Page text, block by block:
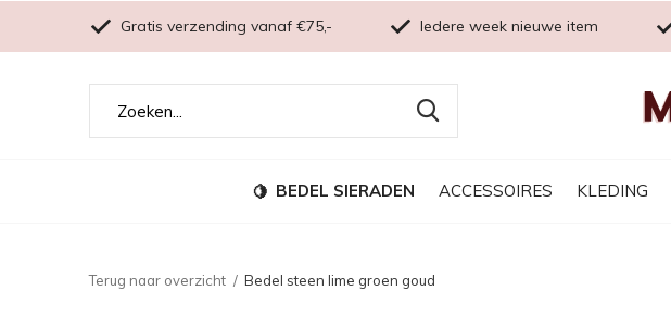
BEDEL SIERADEN ACCESSOIRES KLEDING
Gratis verzending vanaf €75,- Iedere week nieuwe item
Terug naar overzicht Bedel steen lime groen goud